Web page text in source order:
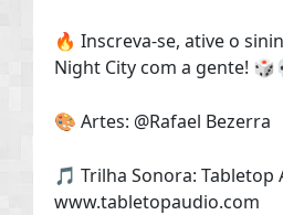
🔥 Inscreva-se, ative o
Night City com a gente!
🎨 Artes: @Rafael Bezerra
🎵 Trilha Sonora: Tabletop
www.tabletopaudio.com